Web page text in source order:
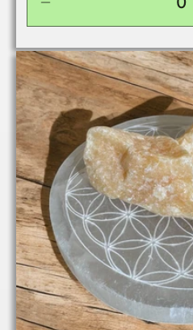
die
Menge
für
Default
Title